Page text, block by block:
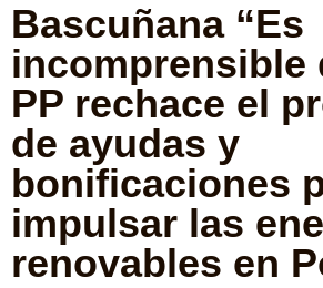
Bascuñana “Es
incomprensible
PP rechace el
de ayudas y
bonificaciones
impulsar las
renovables en